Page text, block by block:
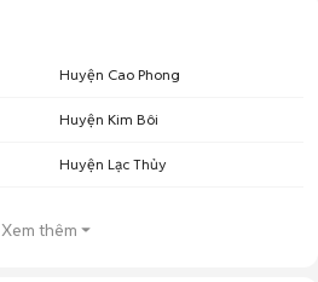
Huyện Cao Phong
Huyện Kim Bôi
Huyện Lạc Thủy
Xem thêm